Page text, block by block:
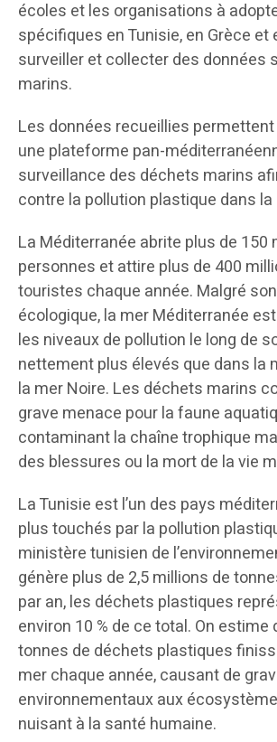
écoles et les organisations à
spécifiques en Tunisie, en Grèce et
surveiller et collecter des données
marins.
Les données recueillies
une plateforme pan-
surveillance des déchets marins
contre la pollution plastique dans la
La Méditerranée abrite plus de 150
personnes et attire plus de 400
touristes chaque année. Malgré
écologique, la mer Méditerranée
les niveaux de pollution le long de
nettement plus élevés que dans la
la mer Noire. Les déchets marins
grave menace pour la faune
contaminant la chaîne trophique
des blessures ou la mort de la vie
La Tunisie est l’un des pays
plus touchés par la pollution
ministère tunisien de
génère plus de 2,5 millions de
par an, les déchets plastiques
environ 10 % de ce total. On estime
tonnes de déchets plastiques
mer chaque année, causant de
environnementaux aux
nuisant à la santé humaine.